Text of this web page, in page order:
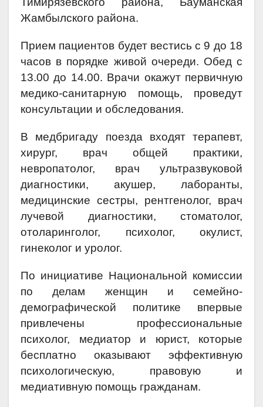
Жамбылского района.
Прием пациентов будет вестись с 9 до 18
часов в порядке живой очереди. Обед с
13.00 до 14.00. Врачи окажут первичную
медико-санитарную помощь, проведут
консультации и обследования.
В медбригаду поезда входят терапевт,
хирург, врач общей практики,
невропатолог, врач ультразвуковой
диагностики, акушер, лаборанты,
медицинские сестры, рентгенолог, врач
лучевой диагностики, стоматолог,
отоларинголог, психолог, окулист,
гинеколог и уролог.
По инициативе Национальной комиссии
по делам женщин и семейно-
демографической политике впервые
привлечены профессиональные
психолог, медиатор и юрист, которые
бесплатно оказывают эффективную
психологическую, правовую и
медиативную помощь гражданам.